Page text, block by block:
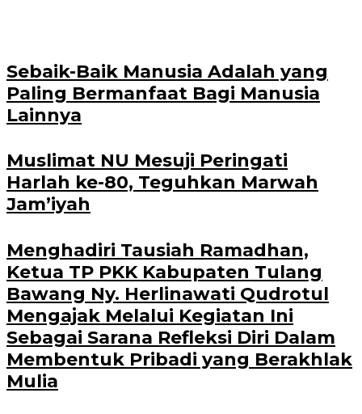
Sebaik-Baik Manusia Adalah yang
Paling Bermanfaat Bagi Manusia
Lainnya
Muslimat NU Mesuji Peringati
Harlah ke-80, Teguhkan Marwah
Jam’iyah
Menghadiri Tausiah Ramadhan,
Ketua TP PKK Kabupaten Tulang
Bawang Ny. Herlinawati Qudrotul
Mengajak Melalui Kegiatan Ini
Sebagai Sarana Refleksi Diri Dalam
Membentuk Pribadi yang Berakhlak
Mulia